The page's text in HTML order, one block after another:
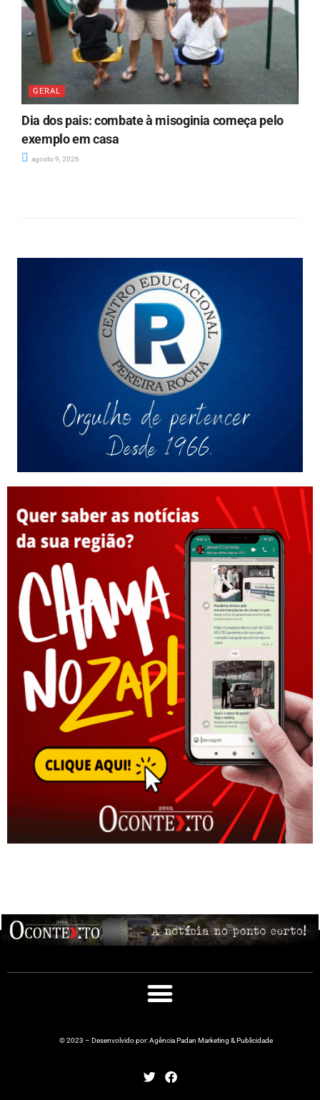
GERAL
Dia dos pais: combate à misoginia começa pelo
exemplo em casa
agosto 9, 2026
© 2023 – Desenvolvido por: Agência Padan Marketing & Publicidade